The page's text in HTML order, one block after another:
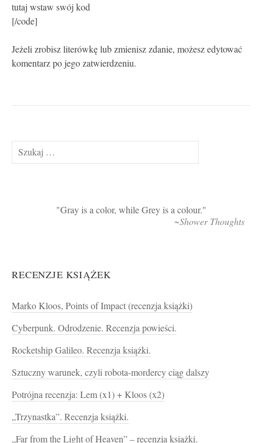
tutaj wstaw swój kod
[/code]
Jeżeli zrobisz literówkę lub zmienisz zdanie, możesz edytować
komentarz po jego zatwierdzeniu.
Szukaj:
Gray is a color, while Grey is a colour.
~Shower Thoughts
RECENZJE KSIĄŻEK
Marko Kloos, Points of Impact (recenzja książki)
Cyberpunk. Odrodzenie. Recenzja powieści.
Rocketship Galileo. Recenzja książki.
Sztuczny warunek, czyli robota-mordercy ciąg dalszy
Potrójna recenzja: Lem (x1) + Kloos (x2)
„Trzynastka”. Recenzja książki.
„Far from the Light of Heaven” – recenzja książki.